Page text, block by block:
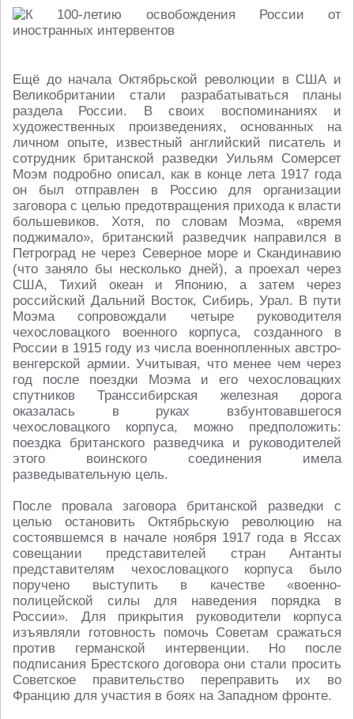
Ещё до начала Октябрьской революции в США и
Великобритании стали разрабатываться планы
раздела России. В своих воспоминаниях и
художественных произведениях, основанных на
личном опыте, известный английский писатель и
сотрудник британской разведки Уильям Сомерсет
Моэм подробно описал, как в конце лета 1917 года
он был отправлен в Россию для организации
заговора с целью предотвращения прихода к власти
большевиков. Хотя, по словам Моэма, «время
поджимало», британский разведчик направился в
Петроград не через Северное море и Скандинавию
(что заняло бы несколько дней), а проехал через
США, Тихий океан и Японию, а затем через
российский Дальний Восток, Сибирь, Урал. В пути
Моэма сопровождали четыре руководителя
чехословацкого военного корпуса, созданного в
России в 1915 году из числа военнопленных австро-
венгерской армии. Учитывая, что менее чем через
год после поездки Моэма и его чехословацких
спутников Транссибирская железная дорога
оказалась в руках взбунтовавшегося
чехословацкого корпуса, можно предположить:
поездка британского разведчика и руководителей
этого воинского соединения имела
разведывательную цель.
После провала заговора британской разведки с
целью остановить Октябрьскую революцию на
состоявшемся в начале ноября 1917 года в Яссах
совещании представителей стран Антанты
представителям чехословацкого корпуса было
поручено выступить в качестве «военно-
полицейской силы для наведения порядка в
России». Для прикрытия руководители корпуса
изъявляли готовность помочь Советам сражаться
против германской интервенции. Но после
подписания Брестского договора они стали просить
Советское правительство переправить их во
Францию для участия в боях на Западном фронте.